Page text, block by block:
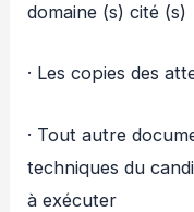
domaine (s) cité (s)
· Les copies des
· Tout autre
techniques du
à exécuter